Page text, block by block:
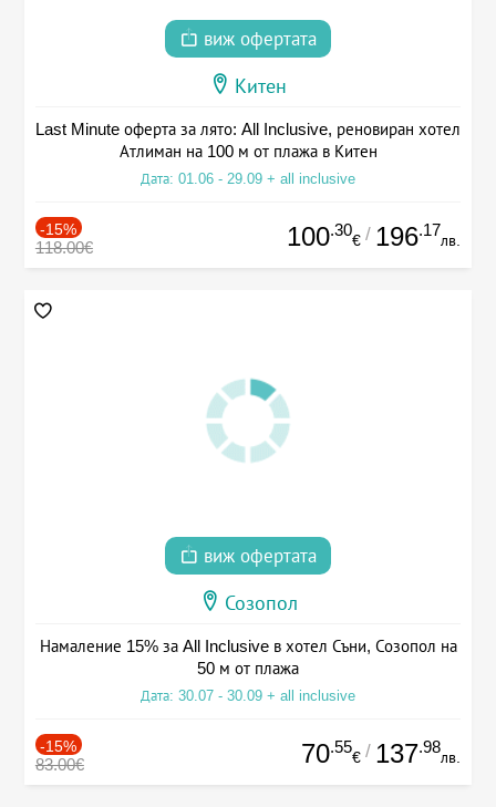
виж офертата
Китен
Last Minute оферта за лято: All Inclusive, реновиран хотел
Атлиман на 100 м от плажа в Китен
Дата: 01.06 - 29.09 + all inclusive
-15%
118.00€ 100.30
€ / 196.17
лв.
виж офертата
Созопол
Намаление 15% за All Inclusive в хотел Съни, Созопол на
50 м от плажа
Дата: 30.07 - 30.09 + all inclusive
-15%
83.00€ 70.55
€ / 137.98
лв.